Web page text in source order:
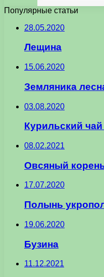
Популярные статьи
28.05.2020
Лещина
15.06.2020
Земляника
03.08.2020
Курильский
08.02.2021
Овсяный
17.07.2020
Полынь
19.06.2020
Бузина
11.12.2021